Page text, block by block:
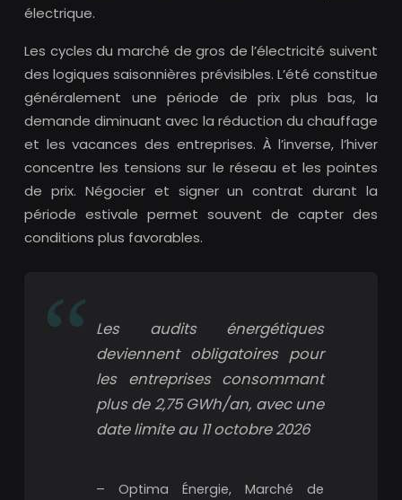
électrique.
Les cycles du marché de gros de l’électricité suivent
des logiques saisonnières prévisibles. L’été constitue
généralement une période de prix plus bas, la
demande diminuant avec la réduction du chauffage
et les vacances des entreprises. À l’inverse, l’hiver
concentre les tensions sur le réseau et les pointes
de prix. Négocier et signer un contrat durant la
période estivale permet souvent de capter des
conditions plus favorables.
Les audits énergétiques
deviennent obligatoires pour
les entreprises consommant
plus de 2,75 GWh/an, avec une
date limite au 11 octobre 2026
– Optima Énergie, Marché de